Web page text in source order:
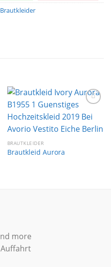
Brautkleider
Wunschliste
BRAUTKLEIDER
Brautkleid Aurora
more